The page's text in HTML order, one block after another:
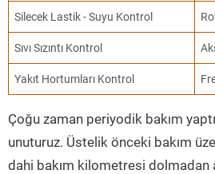
Silecek Lastik - Suyu Kontrol
Sıvı Sızıntı Kontrol
Yakıt Hortumları Kontrol
Çoğu zaman periyodik bakım
unuturuz. Üstelik önceki bakım
dahi bakım kilometresi dolmadan